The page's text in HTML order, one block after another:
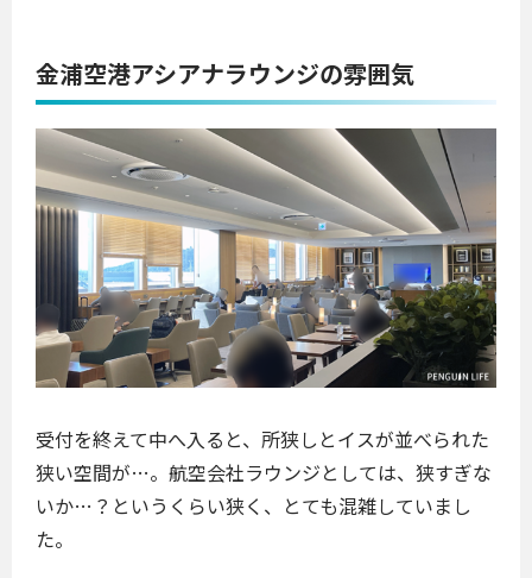
金浦空港アシアナラウンジの雰囲気
受付を終えて中へ入ると、所狭しとイスが並べられた
狭い空間が…。航空会社ラウンジとしては、狭すぎな
いか…？というくらい狭く、とても混雑していまし
た。